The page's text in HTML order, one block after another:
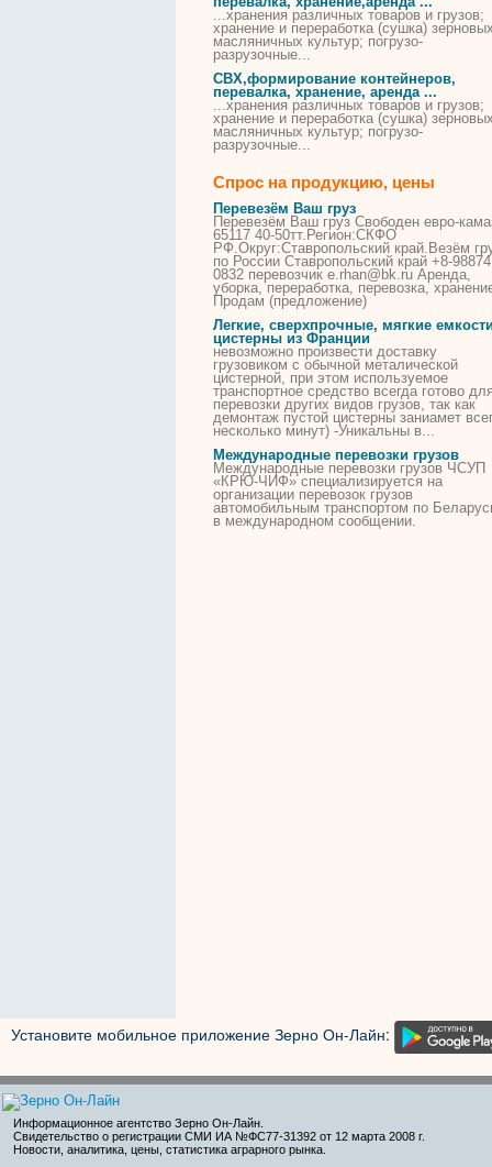
...хранения различных товаров и грузов;
хранение и переработка (сушка)
масляничных культур; погрузо-
разрузочные...
СВХ,формирование контейнеров,
перевалка, хранение, аренда ...
...хранения различных товаров и грузов;
хранение и переработка (сушка)
масляничных культур; погрузо-
разрузочные...
Спрос на продукцию, цены
Перевезём Ваш груз
Перевезём Ваш груз Свободен евро-
65117 40-50тт.Регион:СКФО
РФ.Округ:Ставропольский край.Везём
по России Ставропольский край +8-
0832 перевозчик e.rhan@bk.ru Аренда,
уборка, переработка, перевозка,
Продам (предложение)
Легкие, сверхпрочные, мягкие
цистерны из Франции
невозможно произвести доставку
грузовиком с обычной металической
цистерной, при этом используемое
транспортное средство всегда готово
перевозки других видов грузов, так как
демонтаж пустой цистерны заниамет
несколько минут) -Уникальны в...
Международные перевозки грузов
Международные перевозки грузов ЧСУП
«КРЮ-ЧИФ» специализируется на
организации перевозок грузов
автомобильным транспортом по
в международном сообщении.
Установите мобильное приложение Зерно Он-Лайн:
Информационное агентство Зерно Он-Лайн
Свидетельство о регистрации СМИ ИА №ФС77-31392 от 12 марта 2008 г.
Новости, аналитика, цены, статистика аграрного рынка.